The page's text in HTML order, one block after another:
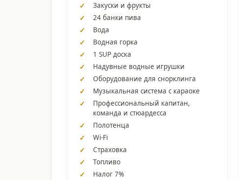
Закуски и фрукты
24 банки пива
Вода
Водная горка
1 SUP доска
Надувные водные игрушки
Оборудование для снорклинга
Музыкальная система с караоке
Профессиональный капитан,
команда и стюардесса
Полотенца
Wi-Fi
Страховка
Топливо
Налог 7%